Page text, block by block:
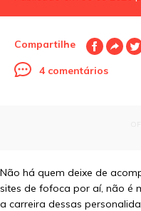
Compartilhe
4 comentários
Não há quem deixe de
sites de fofoca por aí, não é
a carreira dessas